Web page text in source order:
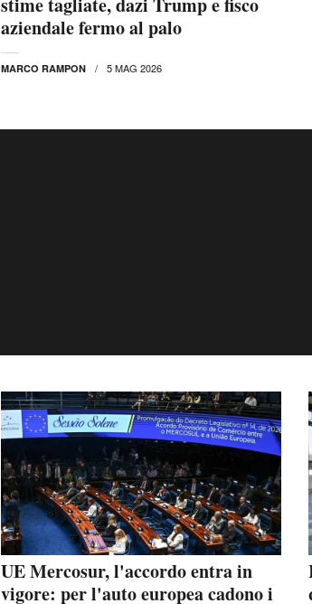
aziendale fermo al palo
MARCO RAMPON 5 MAG 2026
UE Mercosur, l'accordo entra in
vigore: per l'auto europea cadono i